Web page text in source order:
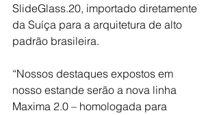
SlideGlass.20, importado diretamente
da Suíça para a arquitetura de alto
padrão brasileira.
“Nossos destaques expostos em
nosso estande serão a nova linha
Maxima 2.0 – homologada para